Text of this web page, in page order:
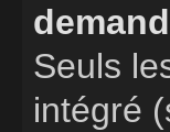
Seuls
intégré